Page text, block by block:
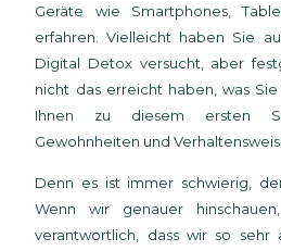
Geräte wie Smartphones,
erfahren. Vielleicht haben Sie
Digital Detox versucht, aber
nicht das erreicht haben, was
Ihnen zu diesem ersten
Gewohnheiten und
Denn es ist immer schwierig,
Wenn wir genauer
verantwortlich, dass wir so sehr